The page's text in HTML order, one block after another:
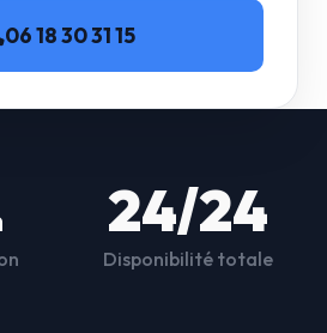
06 18 30 31 15
24/24
Disponibilité totale